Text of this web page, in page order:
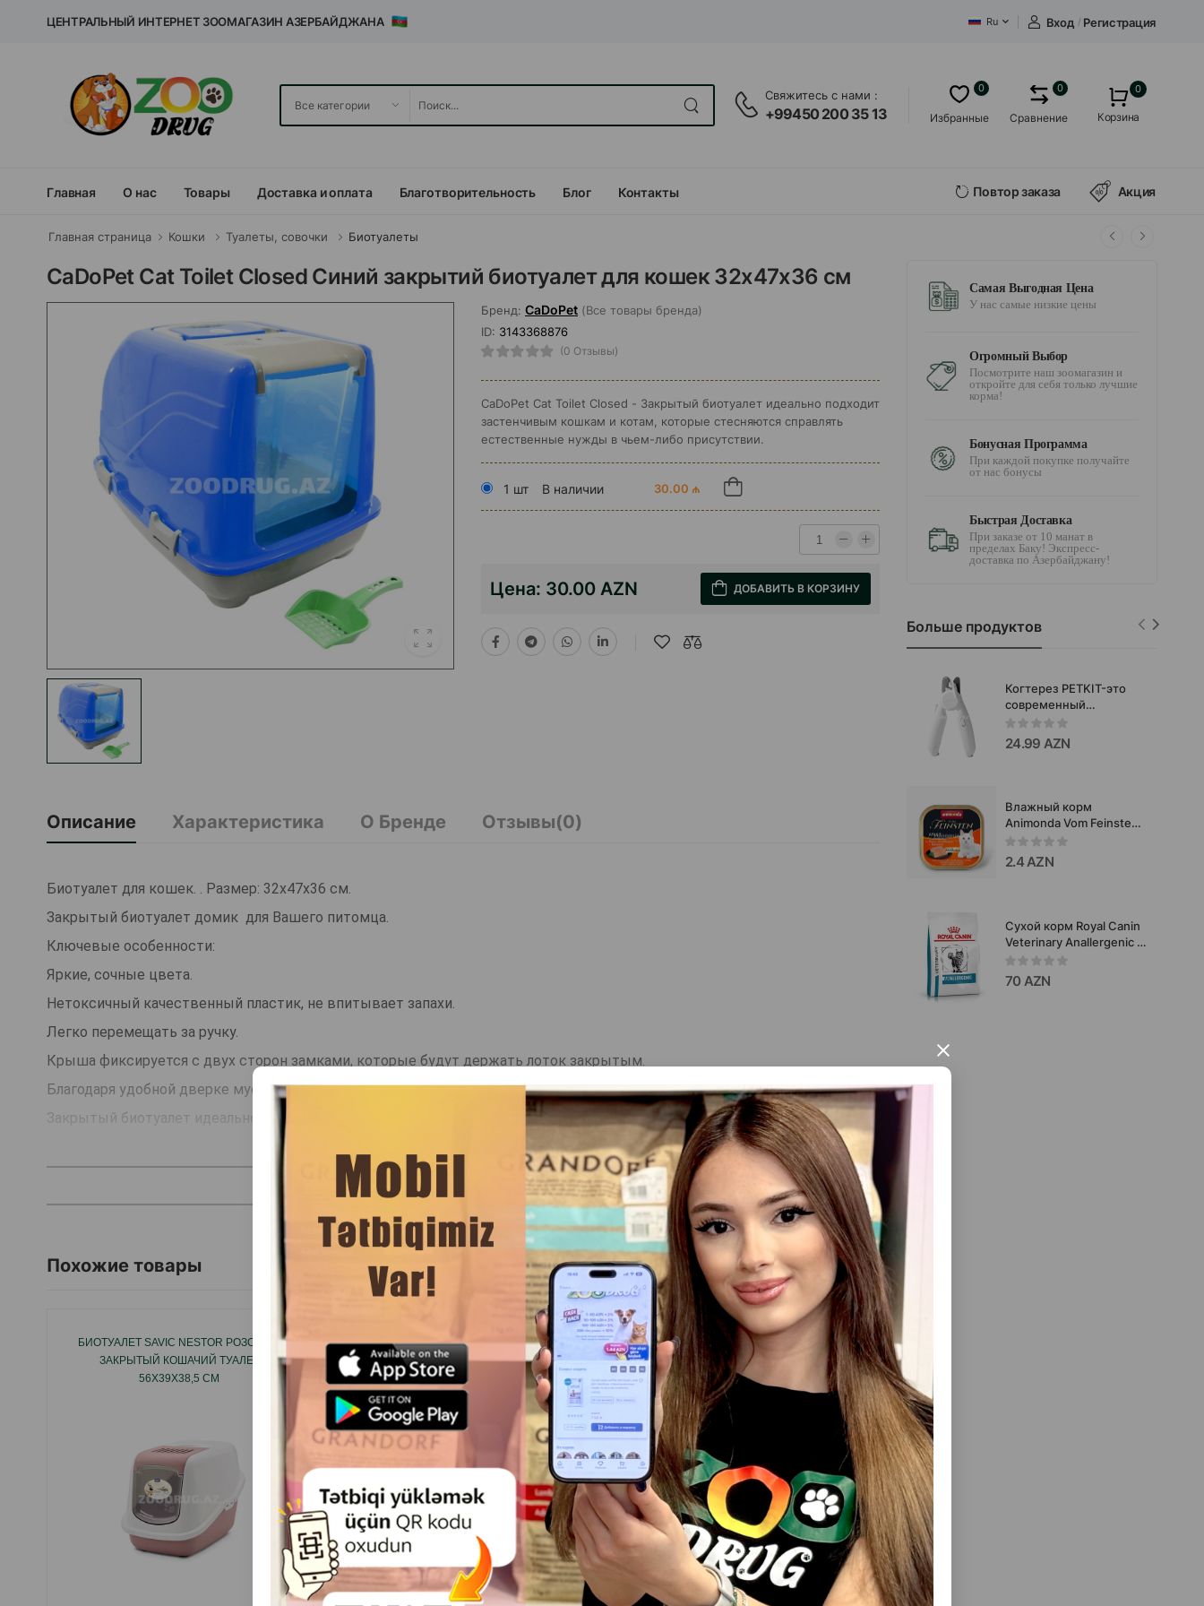
×
ЦЕНТРАЛЬНЫЙ ИНТЕРНЕТ ЗООМАГАЗИН АЗЕРБАЙДЖАНА Ru Вход / Регистрация
Свяжитесь с нами :
+99450 200 35 13 Избранные
0
Сравнение
0 0
Корзина
Главная О нас Товары Доставка и оплата Благотворительность Блог Контакты Повтор заказа Акция
Главная страница Кошки Туалеты, совочки Биотуалеты
CaDoPet Cat Toilet Closed Синий закрытий биотуалет для кошек 32х47х36 см
Бренд: CaDoPet (Все товары бренда)
ID: 3143368876
(0 Отзывы)
CaDoPet Cat Toilet Closed - Закрытый биотуалет идеально подходит
застенчивым кошкам и котам, которые стесняются справлять
естественные нужды в чьем-либо присутствии.
1 шт В наличии 30.00 ₼
Цена: 30.00 AZN ДОБАВИТЬ В КОРЗИНУ
Описание Характеристика О Бренде Отзывы(0)
Биотуалет для кошек. . Размер: 32х47х36 см.
Закрытый биотуалет домик для Вашего питомца.
Ключевые особенности:
Яркие, сочные цвета.
Нетоксичный качественный пластик, не впитывает запахи.
Легко перемещать за ручку.
Крыша фиксируется с двух сторон замками, которые будут держать лоток закрытым.
Благодаря удобной дверке мусор остается внутри.
Закрытый биотуалет идеально подходит застенчивым кошкам и котам, которые стесняются справлять естественные
ЧИТАТЬ ДАЛЬШЕ
Похожие товары Смотреть Все
БИОТУАЛЕТ SAVIC NESTOR РОЗОВЫЙ
ЗАКРЫТЫЙ КОШАЧИЙ ТУАЛЕТ
56X39X38,5 СМ
CADOPET CAT TOILET CLOSED ЖЕЛТЫЙ
ЗАКРЫТИЙ БИОТУАЛЕТ ДЛЯ КОШЕК
32Х47Х36 СМ
СОВОК NUNBELL #0023 ПЛАСТИКОВЫЙ
ДЛЯ КОШАЧЬЕГО ТУАЛЕТА .
Самая Выгодная Цена
У нас самые низкие цены
Огромный Выбор
Посмотрите наш зоомагазин и
откройте для себя только лучшие
корма!
Бонусная Программа
При каждой покупке получайте
от нас бонусы
Быстрая Доставка
При заказе от 10 манат в
пределах Баку! Экспресс-
доставка по Азербайджану!
Больше продуктов
Когтерез PETKIT-это
современный
инструмент для
безопасного и
аккуратного
24.99 AZN
Влажный корм
Animonda Vom Feinsten
Adult с курицей,
говядиной и морковью
для взрослых кошек 100
2.4 AZN
Сухой корм Royal Canin
Veterinary Anallergenic -
полнорационный
ветеринарный рацион
для взрослых кошек с
70 AZN